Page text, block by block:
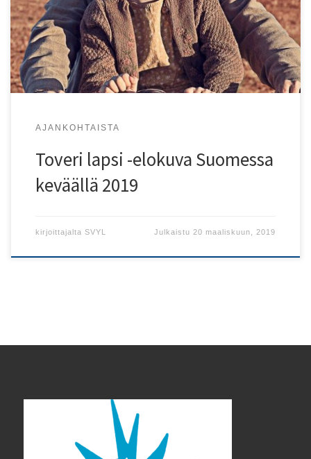
lapsen näkökulmasta. Elokuva perustuu kirjailija Leelo
Tungalin lapsuudenkokemuksiin. Pääosassa nähdään 6-
vuotias Leelo, jonka opettajaäidin pyssymiehet eräänä
päivänä vain vievät pois. Leelon on itsenäistyttävä ja
löydettävä vastaukset moniin häntä […]
AJANKOHTAISTA
Toveri lapsi -elokuva Suomessa
keväällä 2019
kirjoittajalta SVYL Julkaistu 20 maaliskuun, 2019